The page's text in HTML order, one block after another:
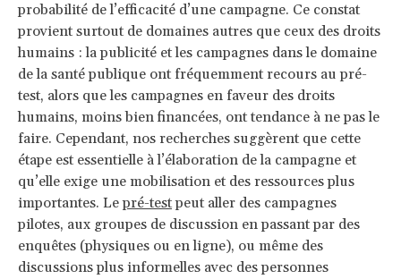
probabilité de l’efficacité d’une campagne. Ce constat
provient surtout de domaines autres que ceux des droits
humains : la publicité et les campagnes dans le domaine
de la santé publique ont fréquemment recours au pré-
test, alors que les campagnes en faveur des droits
humains, moins bien financées, ont tendance à ne pas le
faire. Cependant, nos recherches suggèrent que cette
étape est essentielle à l’élaboration de la campagne et
qu’elle exige une mobilisation et des ressources plus
importantes. Lepré-testpeut aller des campagnes
pilotes, aux groupes de discussion en passant par des
enquêtes (physiques ou en ligne), ou même des
discussions plus informelles avec des personnes